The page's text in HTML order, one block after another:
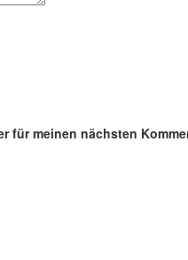
für meinen nächsten